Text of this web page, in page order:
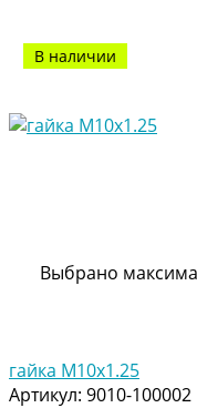
В наличии
Выбрано
гайка M10x1.25
Артикул: 9010-100002